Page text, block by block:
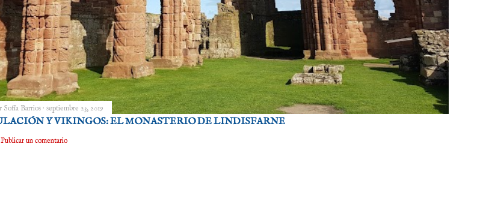
Sofía Barrios septiembre 23, 2019
Y VIKINGOS: EL MONASTERIO DE LINDISFARNE
Publicar un comentario